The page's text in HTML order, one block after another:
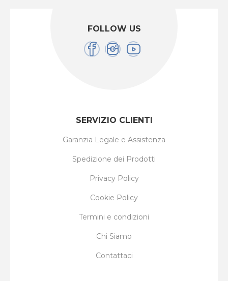
FOLLOW US
SERVIZIO CLIENTI
Garanzia Legale e Assistenza
Spedizione dei Prodotti
Privacy Policy
Cookie Policy
Termini e condizioni
Chi Siamo
Contattaci